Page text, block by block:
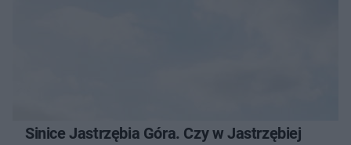
Sinice Jastrzębia Góra. Czy w Jastrzębiej